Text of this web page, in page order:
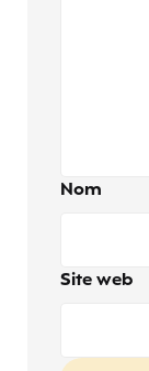
Nom
Site web